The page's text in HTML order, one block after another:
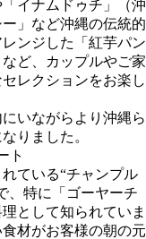
イナムドゥチ」（沖
」など沖縄の伝統的
ンジした「紅芋パン
ど、カップルやご家
レクションをお楽し
いながらより沖縄ら
りました。
ている“チャンプル
、特に「ゴーヤーチ
として知られていま
材がお客様の朝の元